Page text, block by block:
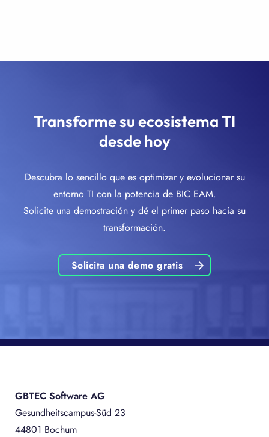
Transforme su ecosistema TI
desde hoy
Descubra lo sencillo que es optimizar y evolucionar su
entorno TI con la potencia de BIC EAM.
Solicite una demostración y dé el primer paso hacia su
transformación.
Solicita una demo gratis
GBTEC Software AG
Gesundheitscampus-Süd 23
44801 Bochum